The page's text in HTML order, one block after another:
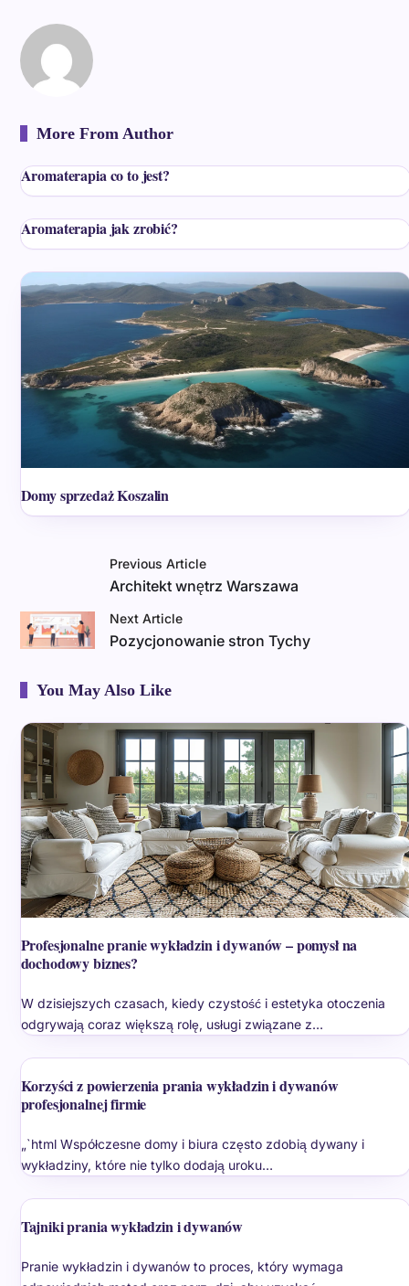
More From Author
Aromaterapia co to jest?
Aromaterapia jak zrobić?
Domy sprzedaż Koszalin
Previous Article
Architekt wnętrz Warszawa
Next Article
Pozycjonowanie stron Tychy
You May Also Like
Profesjonalne pranie wykładzin i dywanów – pomysł na
dochodowy biznes?
W dzisiejszych czasach, kiedy czystość i estetyka otoczenia
odgrywają coraz większą rolę, usługi związane z…
Korzyści z powierzenia prania wykładzin i dywanów
profesjonalnej firmie
„`html Współczesne domy i biura często zdobią dywany i
wykładziny, które nie tylko dodają uroku…
Tajniki prania wykładzin i dywanów
Pranie wykładzin i dywanów to proces, który wymaga